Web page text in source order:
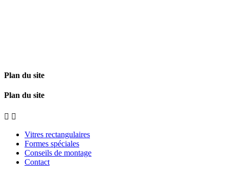
Plan du site
Plan du site
 
Vitres rectangulaires
Formes spéciales
Conseils de montage
Contact